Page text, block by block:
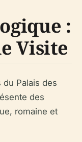
:
Visite
Palais des
des
romaine et